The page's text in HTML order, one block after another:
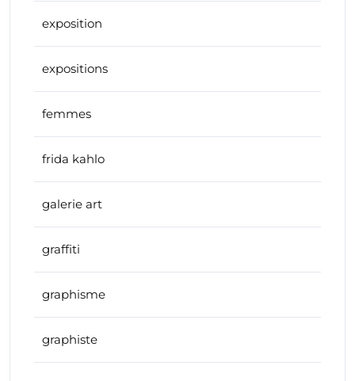
exposition
expositions
femmes
frida kahlo
galerie art
graffiti
graphisme
graphiste